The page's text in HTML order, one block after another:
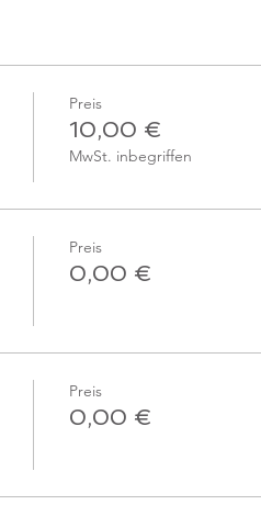
Preis
10,00 €
MwSt. inbegriffen
Preis
0,00 €
Preis
0,00 €